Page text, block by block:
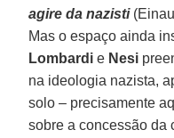
agire da nazisti
Mas o espaço ainda
Lombardi e Nesi
na ideologia nazista,
solo – precisamente
sobre a concessão da